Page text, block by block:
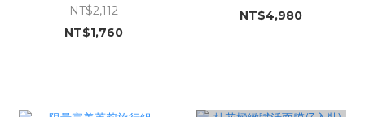
NT$2,112
NT$1,760
NT$4,980